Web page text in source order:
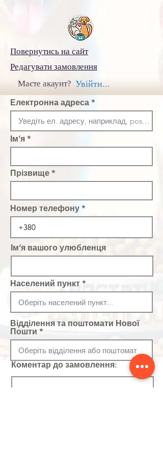
Повернутись на сайт
Редагувати замовлення
Маєте акаунт? Увійти...
Електронна адреса
Ім’я
Прізвище
Номер телефону
Ім’я вашого улюбленця
Населений пункт
Відділення та поштомати Нової
Пошти
Коментар до замовлення: